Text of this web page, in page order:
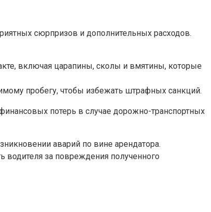
сюрпризов и дополнительных расходов.
включая царапины, сколы и вмятины, которые
пробегу, чтобы избежать штрафных санкций.
потерь в случае дорожно-транспортных
аварий по вине арендатора.
водителя за повреждения полученного